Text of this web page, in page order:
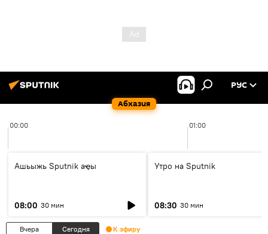
Абхазия
РУС
00:00 01:00
Ашьыжь Sputnik аҿы
08:00 30 мин
Утро на Sputnik
08:30 30 мин
Вчера Сегодня К эфиру